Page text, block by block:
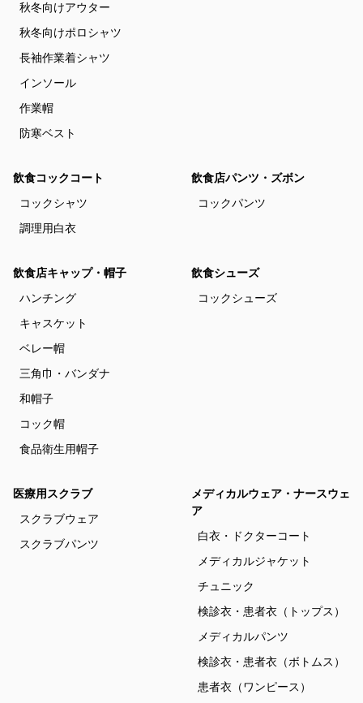
秋冬向けアウター
秋冬向けポロシャツ
長袖作業着シャツ
インソール
作業帽
防寒ベスト
飲食コックコート
コックシャツ
調理用白衣
飲食店パンツ・ズボン
コックパンツ
飲食店キャップ・帽子
ハンチング
キャスケット
ベレー帽
三角巾・バンダナ
和帽子
コック帽
食品衛生用帽子
飲食シューズ
コックシューズ
医療用スクラブ
スクラブウェア
スクラブパンツ
メディカルウェア・ナースウェ
ア
白衣・ドクターコート
メディカルジャケット
チュニック
検診衣・患者衣（トップス）
メディカルパンツ
検診衣・患者衣（ボトムス）
患者衣（ワンピース）